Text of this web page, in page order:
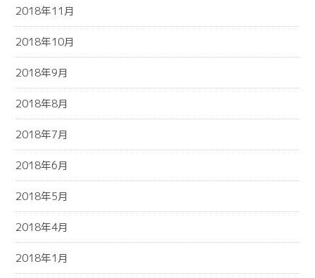
2018年11月
2018年10月
2018年9月
2018年8月
2018年7月
2018年6月
2018年5月
2018年4月
2018年1月